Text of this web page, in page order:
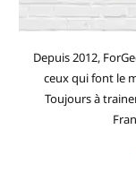
Depuis 2012,
ceux qui font le
Toujours à